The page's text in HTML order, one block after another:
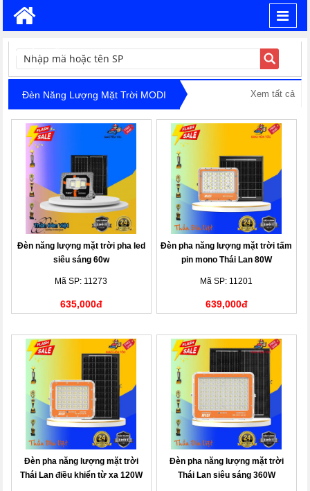
TÌM KIẾM
Đèn Năng Lượng Mặt Trời MODI Xem tất cả
Đèn năng lượng mặt trời pha led
siêu sáng 60w
Mã SP: 11273
635,000đ
Đèn pha năng lượng mặt trời tấm
pin mono Thái Lan 80W
Mã SP: 11201
639,000đ
Đèn pha năng lượng mặt trời
Thái Lan điều khiển từ xa 120W
Đèn pha năng lượng mặt trời
Thái Lan siêu sáng 360W